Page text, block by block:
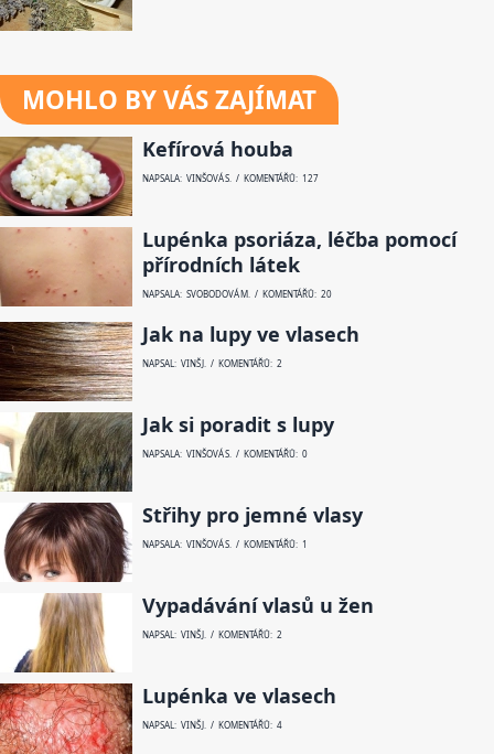
MOHLO BY VÁS ZAJÍMAT
Kefírová houba
NAPSALA: VINŠOVÁ S. / KOMENTÁŘŮ: 127
Lupénka psoriáza, léčba pomocí
přírodních látek
NAPSALA: SVOBODOVÁ M. / KOMENTÁŘŮ: 20
Jak na lupy ve vlasech
NAPSAL: VINŠ J. / KOMENTÁŘŮ: 2
Jak si poradit s lupy
NAPSALA: VINŠOVÁ S. / KOMENTÁŘŮ: 0
Střihy pro jemné vlasy
NAPSALA: VINŠOVÁ S. / KOMENTÁŘŮ: 1
Vypadávání vlasů u žen
NAPSAL: VINŠ J. / KOMENTÁŘŮ: 2
Lupénka ve vlasech
NAPSAL: VINŠ J. / KOMENTÁŘŮ: 4